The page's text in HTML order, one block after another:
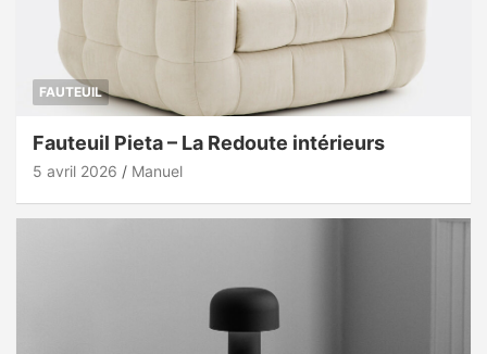
FAUTEUIL
Fauteuil Pieta – La Redoute intérieurs
5 avril 2026 Manuel